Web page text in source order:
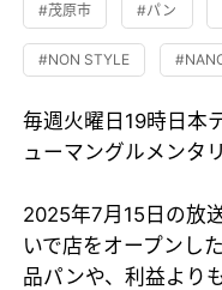
#茂原市 #パン
#NON STYLE
毎週火曜日19時日本
ューマングルメンタ
2025年7月15日の放
いで店をオープンし
品パンや、利益より